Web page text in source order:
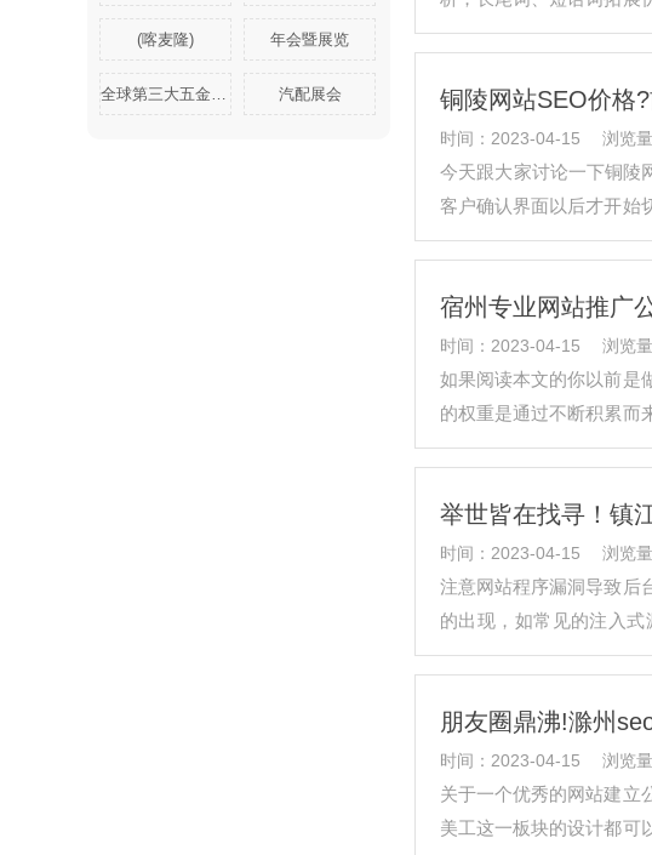
(喀麦隆) 年会暨展览
全球第三大五金展|墨西哥五金展 汽配展会
广的因素是有很多的…
铜陵网站SEO价格
时间：2023-04-15 浏览
今天跟大家讨论一下铜陵
客户确认界面以后才开始
一些参考网站。因为…
宿州专业网站推广
时间：2023-04-15 浏览
如果阅读本文的你以前是
的权重是通过不断积累而
新增的产品页来做权…
举世皆在找寻！镇
时间：2023-04-15 浏览
注意网站程序漏洞导致后
的出现，如常见的注入
后，以及采用的是网上…
朋友圈鼎沸!滁州
时间：2023-04-15 浏览
关于一个优秀的网站建立
美工这一板块的设计都可